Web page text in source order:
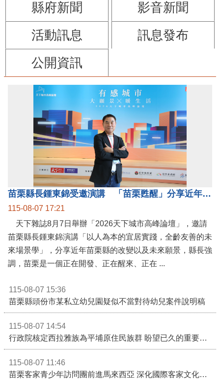
縣府新聞
影音新聞
活動訊息
訊息發布
公開資訊
苗栗縣長鍾東錦受邀演講 「苗栗甦醒」分享近年轉變
115-08-07 17:21
天下雜誌8月7日舉辦「2026天下城市高峰論壇」，邀請
苗栗縣長鍾東錦演講「以人為本的宜居實踐，全齡友善的未
來場景學」，分享近年苗栗縣的改變以及未來願景，縣長強
調，苗栗是一個正在開發、正在醒來、正在 ...
115-08-07 15:36
苗栗縣頭份市某私立幼兒園疑似不當對待幼兒案件說明稿
115-08-07 14:54
行政院核定西拉雅族為平埔原住民族群 盼望已久的重要時刻到來！8月13日起受理民族成員名冊登記
115-08-07 11:46
苗栗客家青少年訪問團前進馬來西亞 深化國際客家文化交流